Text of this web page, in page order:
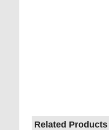
Related Products